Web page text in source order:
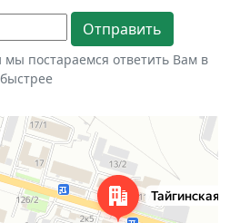
мы постараемся ответить Вам в
Новосибирска — Яндекс Карты